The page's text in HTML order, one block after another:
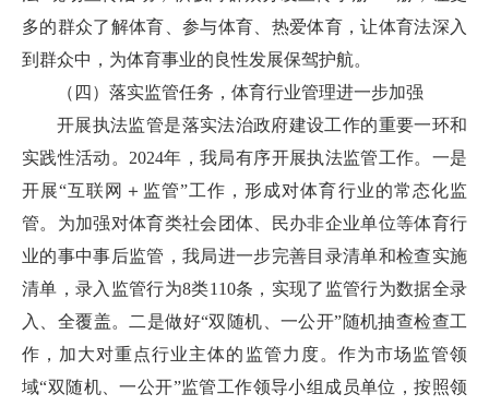
多的群众了解体育、参与体育、热爱体育，让体育法深入
到群众中，为体育事业的良性发展保驾护航。
（四）落实监管任务，体育行业管理进一步加强
开展执法监管是落实法治政府建设工作的重要一环和
实践性活动。2024年，我局有序开展执法监管工作。一是
开展“互联网＋监管”工作，形成对体育行业的常态化监
管。为加强对体育类社会团体、民办非企业单位等体育行
业的事中事后监管，我局进一步完善目录清单和检查实施
清单，录入监管行为8类110条，实现了监管行为数据全录
入、全覆盖。二是做好“双随机、一公开”随机抽查检查工
作，加大对重点行业主体的监管力度。作为市场监管领
域“双随机、一公开”监管工作领导小组成员单位，按照领